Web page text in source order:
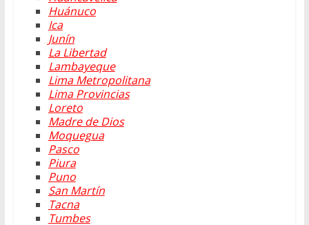
Huánuco
Ica
Junín
La Libertad
Lambayeque
Lima Metropolitana
Lima Provincias
Loreto
Madre de Dios
Moquegua
Pasco
Piura
Puno
San Martín
Tacna
Tumbes